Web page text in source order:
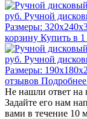
руб. Ручной
Размеры:
корзину Купить в
руб. Ручной
Размеры:
отзывов Подробнее
Не нашли ответ на
Задайте его нам
вами в течение 10